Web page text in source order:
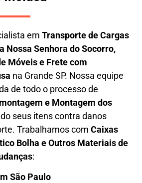
em Transporte de Cargas
Nossa Senhora do Socorro,
Móveis e Frete com
na Grande SP. Nossa equipe
de todo o processo de
e Montagem dos
seus itens contra danos
Trabalhamos com Caixas
Bolha e Outros Materiais de
:
São Paulo